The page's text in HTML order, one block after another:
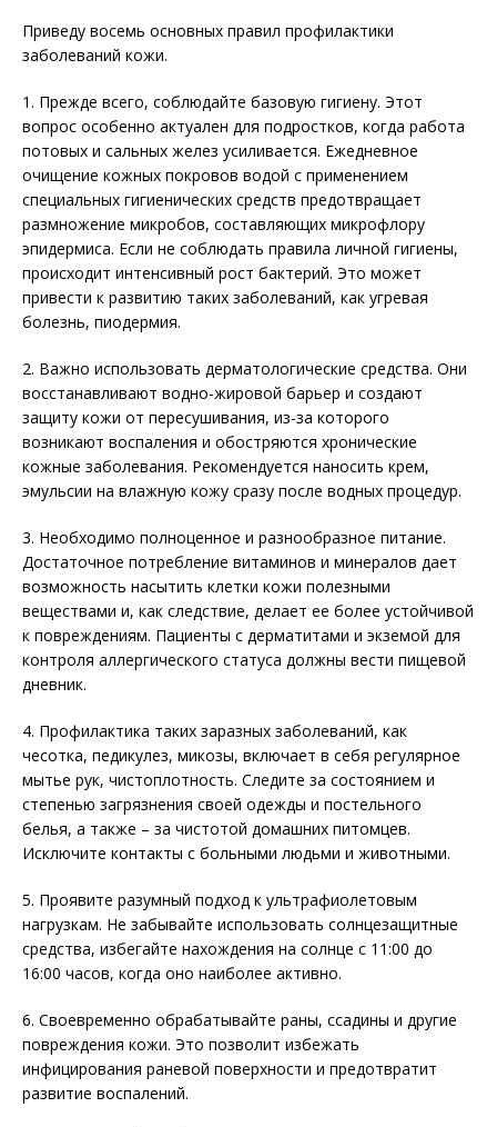
Приведу восемь основных правил профилактики
заболеваний кожи.
1. Прежде всего, соблюдайте базовую гигиену. Этот
вопрос особенно актуален для подростков, когда работа
потовых и сальных желез усиливается. Ежедневное
очищение кожных покровов водой с применением
специальных гигиенических средств предотвращает
размножение микробов, составляющих микрофлору
эпидермиса. Если не соблюдать правила личной гигиены,
происходит интенсивный рост бактерий. Это может
привести к развитию таких заболеваний, как угревая
болезнь, пиодермия.
2. Важно использовать дерматологические средства. Они
восстанавливают водно-жировой барьер и создают
защиту кожи от пересушивания, из-за которого
возникают воспаления и обостряются хронические
кожные заболевания. Рекомендуется наносить крем,
эмульсии на влажную кожу сразу после водных процедур.
3. Необходимо полноценное и разнообразное питание.
Достаточное потребление витаминов и минералов дает
возможность насытить клетки кожи полезными
веществами и, как следствие, делает ее более устойчивой
к повреждениям. Пациенты с дерматитами и экземой для
контроля аллергического статуса должны вести пищевой
дневник.
4. Профилактика таких заразных заболеваний, как
чесотка, педикулез, микозы, включает в себя регулярное
мытье рук, чистоплотность. Следите за состоянием и
степенью загрязнения своей одежды и постельного
белья, а также – за чистотой домашних питомцев.
Исключите контакты с больными людьми и животными.
5. Проявите разумный подход к ультрафиолетовым
нагрузкам. Не забывайте использовать солнцезащитные
средства, избегайте нахождения на солнце с 11:00 до
16:00 часов, когда оно наиболее активно.
6. Своевременно обрабатывайте раны, ссадины и другие
повреждения кожи. Это позволит избежать
инфицирования раневой поверхности и предотвратит
развитие воспалений.